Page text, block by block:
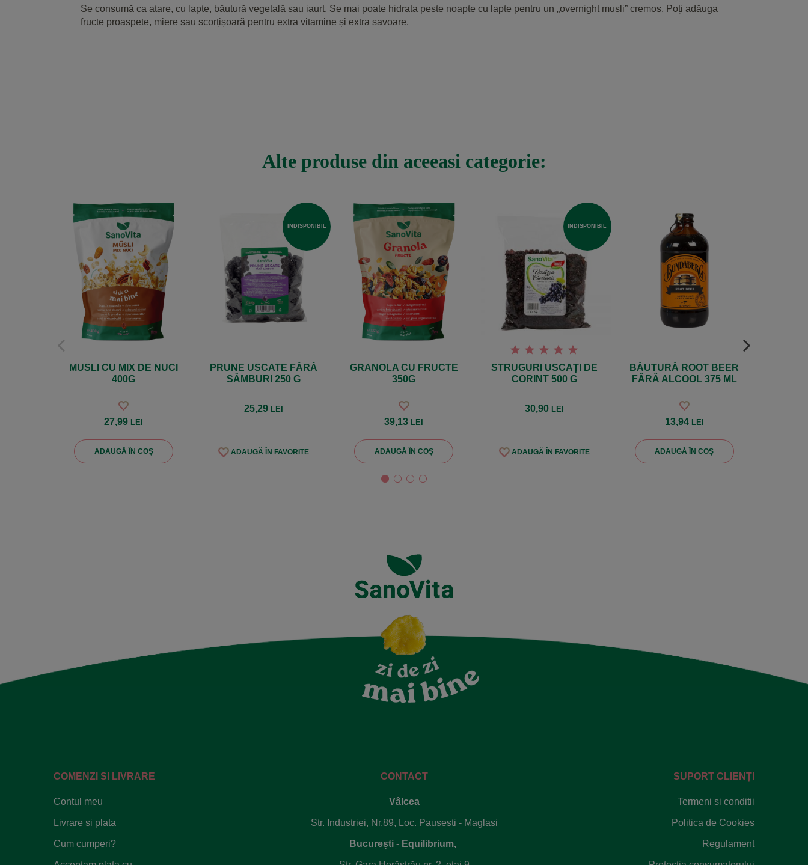
Se consumă ca atare, cu lapte, băutură vegetală sau iaurt. Se mai poate hidrata peste noapte cu lapte pentru un „overnight musli” cremos. Poți adăuga
fructe proaspete, miere sau scorțișoară pentru extra vitamine și extra savoare.
Alte produse din aceeasi categorie:
MUSLI CU MIX DE NUCI
400G
27,99 LEI
ADAUGĂ ÎN COȘ
INDISPONIBIL
PRUNE USCATE FĂRĂ
SÂMBURI 250 G
25,29 LEI
ADAUGĂ ÎN FAVORITE
GRANOLA CU FRUCTE
350G
39,13 LEI
ADAUGĂ ÎN COȘ
INDISPONIBIL
STRUGURI USCAȚI DE
CORINT 500 G
30,90 LEI
ADAUGĂ ÎN FAVORITE
BĂUTURĂ ROOT BEER
FĂRĂ ALCOOL 375 ML
13,94 LEI
ADAUGĂ ÎN COȘ
COMENZI SI LIVRARE
Contul meu
Livrare si plata
Cum cumperi?
CONTACT
Vâlcea
Str. Industriei, Nr.89, Loc. Pausesti - Maglasi
București - Equilibrium,
SUPORT CLIENȚI
Termeni si conditii
Politica de Cookies
Regulament